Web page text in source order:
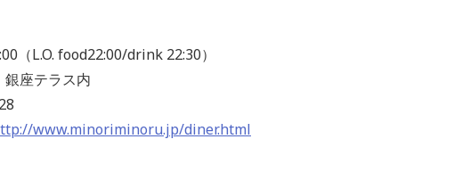
（L.O. food22:00/drink 22:30）
座テラス内
www.minoriminoru.jp/diner.html